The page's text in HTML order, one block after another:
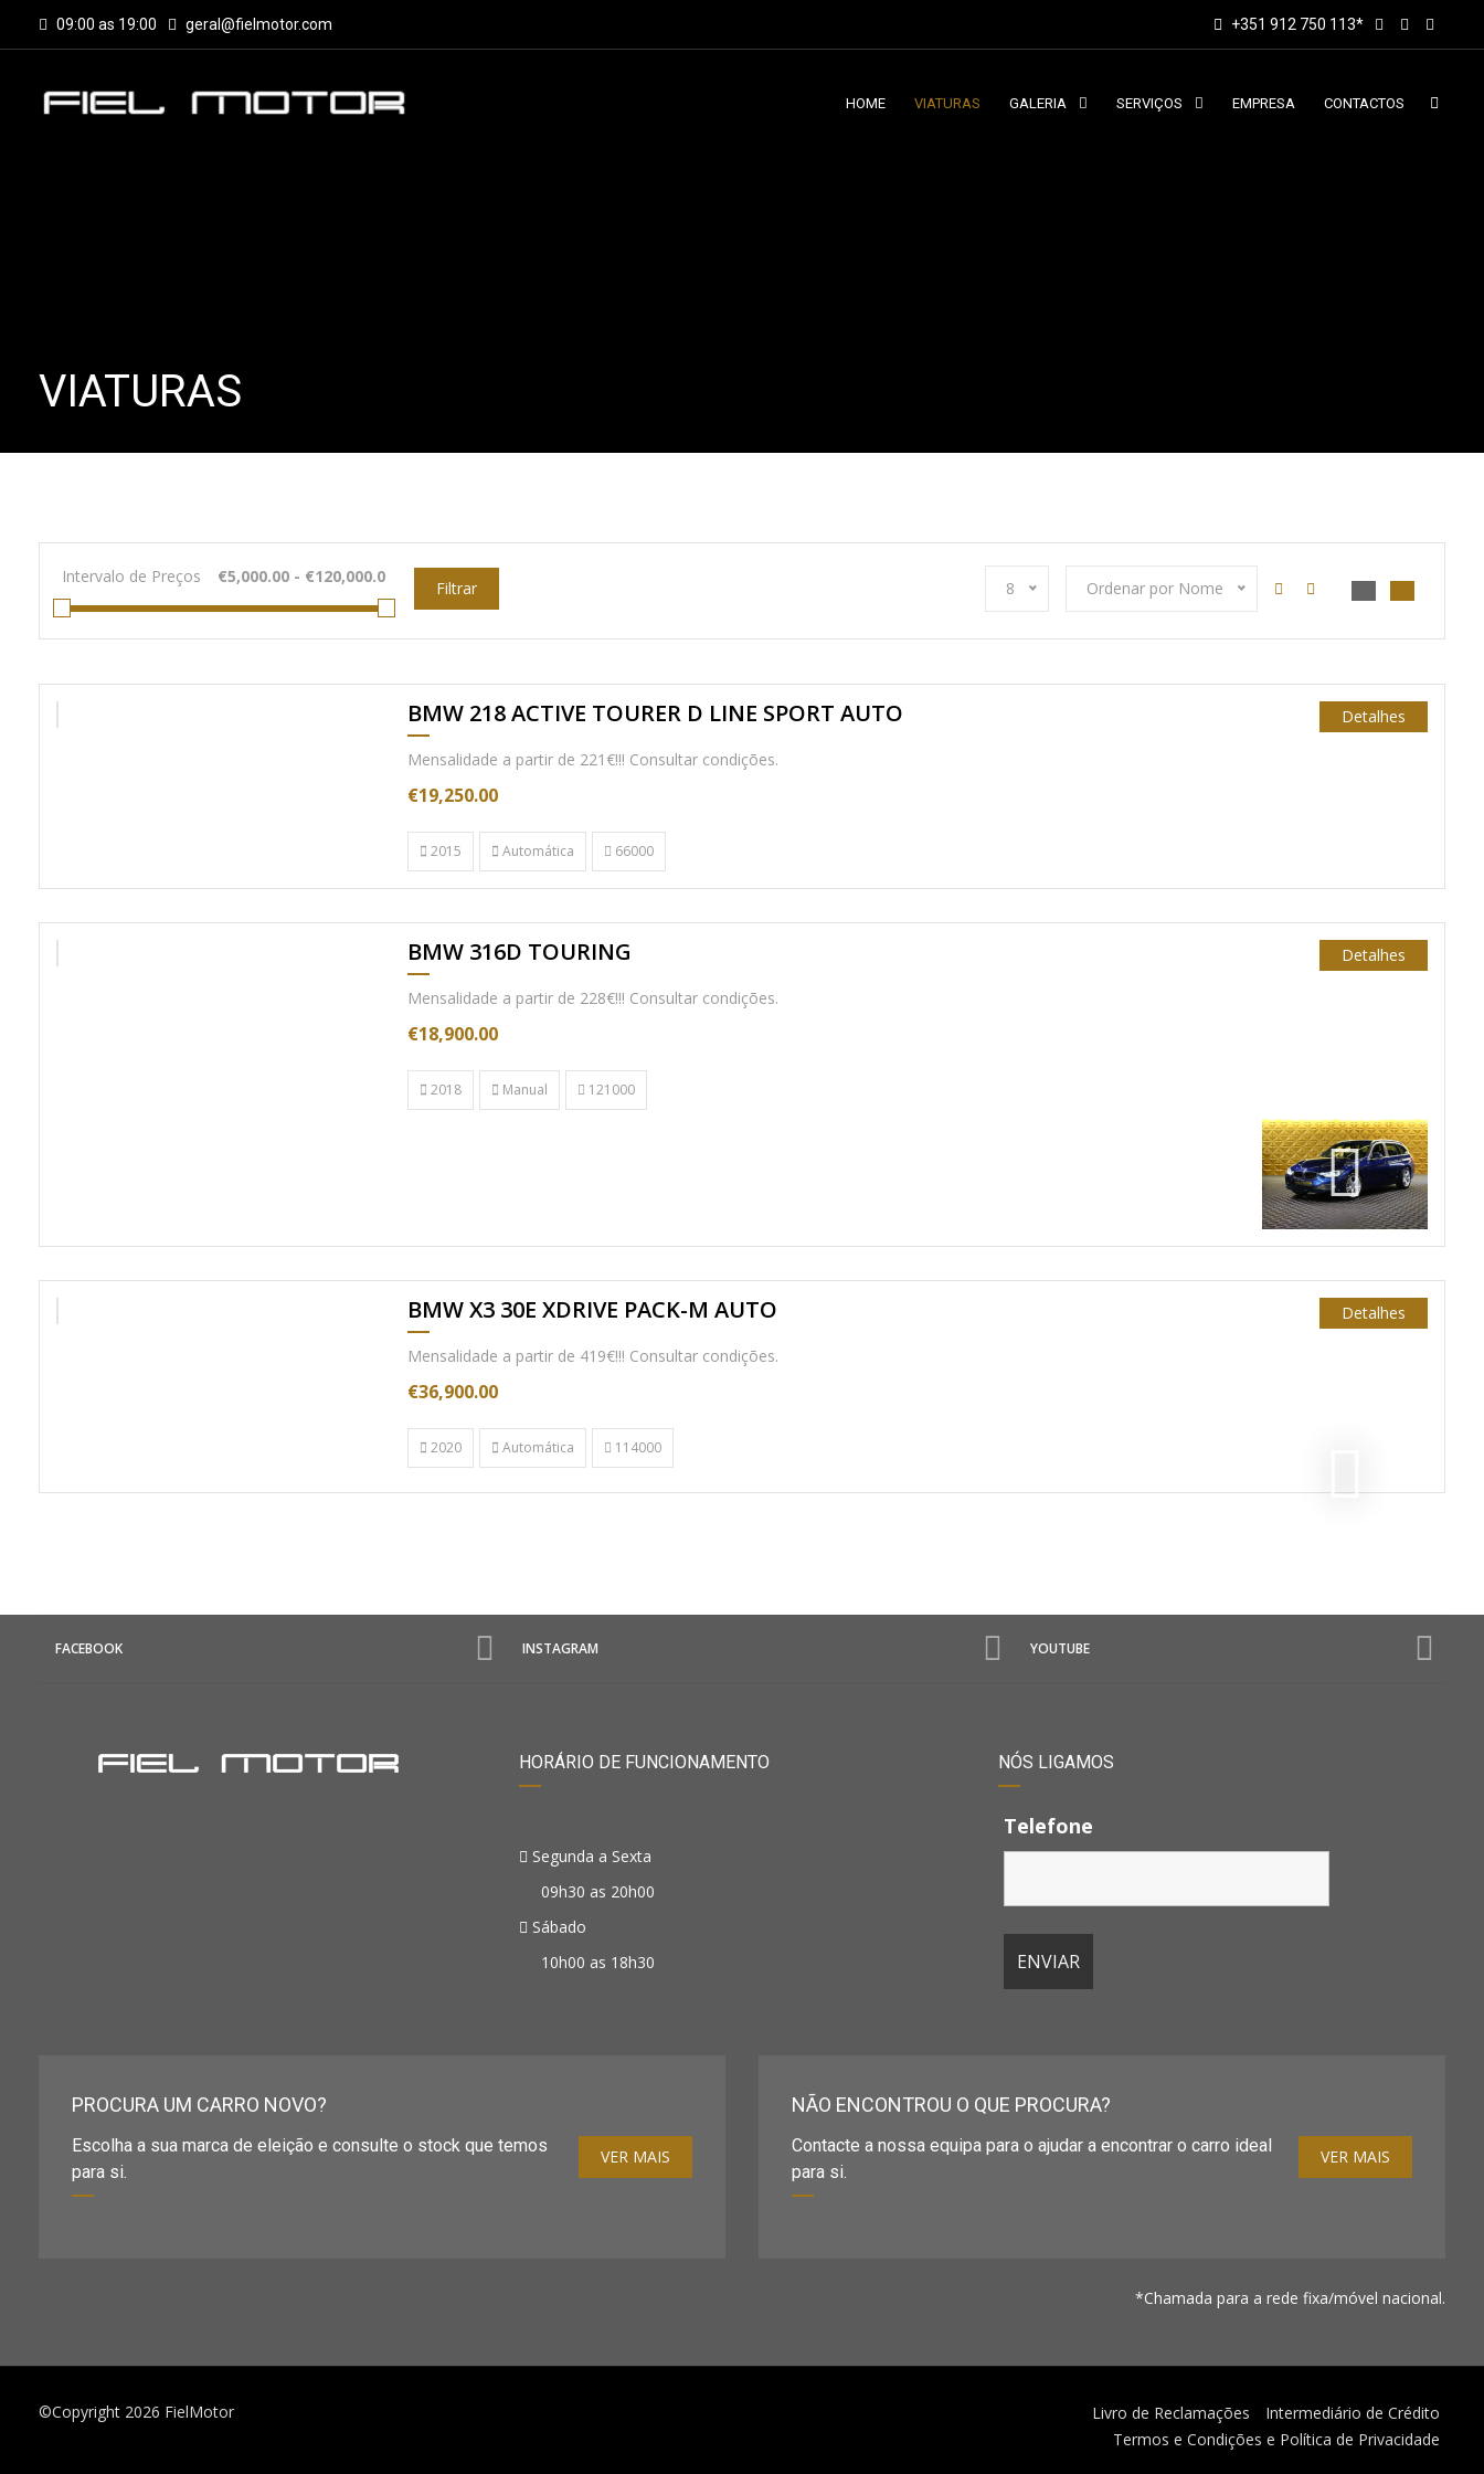
09:00 as 19:00 geral@fielmotor.com +351 912 750 113*
HOME VIATURAS GALERIA SERVIÇOS EMPRESA CONTACTOS
VIATURAS
Intervalo de Preços
Filtrar 8 Ordenar por Nome
Nac. Cx. Auto. BMW 218 ACTIVE TOURER D LINE SPORT AUTO
Mensalidade a partir de 221€!!! Consultar condições.
€19,250.00
Detalhes
2015 Automática 66000
BMW 316D TOURING
Mensalidade a partir de 228€!!! Consultar condições.
€18,900.00
Detalhes
2018 Manual 121000
BMW X3 30E XDRIVE PACK-M AUTO
Mensalidade a partir de 419€!!! Consultar condições.
€36,900.00
Detalhes
2020 Automática 114000
FACEBOOK INSTAGRAM YOUTUBE
HORÁRIO DE FUNCIONAMENTO
Segunda a Sexta
09h30 as 20h00
Sábado
10h00 as 18h30
NÓS LIGAMOS
Telefone
PROCURA UM CARRO NOVO?
Escolha a sua marca de eleição e consulte o stock que temos
para si.
VER MAIS
NÃO ENCONTROU O QUE PROCURA?
Contacte a nossa equipa para o ajudar a encontrar o carro ideal
para si.
VER MAIS
*Chamada para a rede fixa/móvel nacional.
©Copyright 2026 FielMotor Livro de Reclamações
Intermediário de Crédito
Termos e Condições e Política de Privacidade